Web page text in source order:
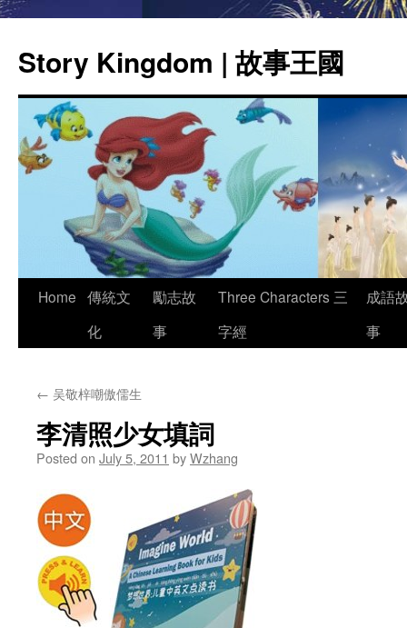
Story Kingdom | 故事王國
Skip
Home 傳統文
化
勵志故
事
Three Characters 三
字經
成語
事
← 吴敬梓嘲傲儒生
李清照少女填詞
Posted on July 5, 2011 byWzhang